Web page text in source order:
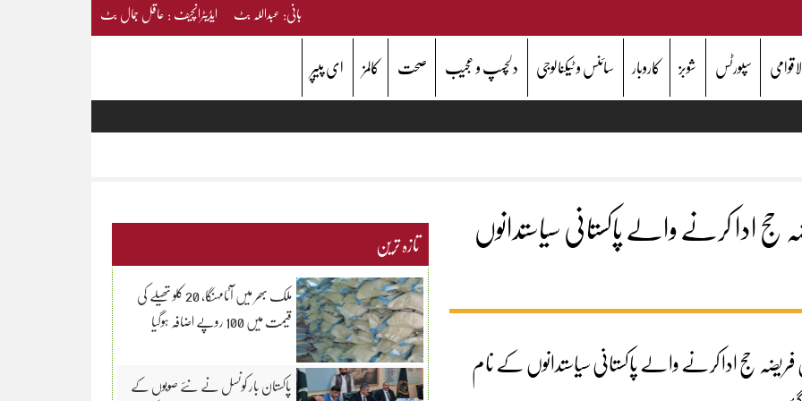
بانی: عبداللہ بٹ ایڈیٹرانچیف : عاقل جمال بٹ
سپورٹس شوبز کاروبار سائنس و ٹیکنالوجی دلچسپ و عجیب صحت کالمز ای پیپر
ادا کرنے والے پاکستانی سیاستدانوں
حج ادا کرنے والے پاکستانی سیاستدانوں کے نام
تازہ ترین
ملک بھر میں آٹامہنگا، 20 کلو تھیلے کی
قیمت میں 100 روپے اضافہ ہوگیا
پاکستان بار کونسل نے نئے صوبوں کے